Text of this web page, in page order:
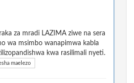
za mradi LAZIMA ziwe na sera
wa msimbo wanapimwa kabla
kwa rasilimali nyeti.
maelezo